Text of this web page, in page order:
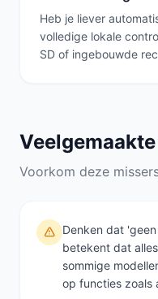
Heb je liever
volledige lokale
SD of ingebouwde
Voorkom deze
Denken dat
betekent dat
sommige
op functies zoals